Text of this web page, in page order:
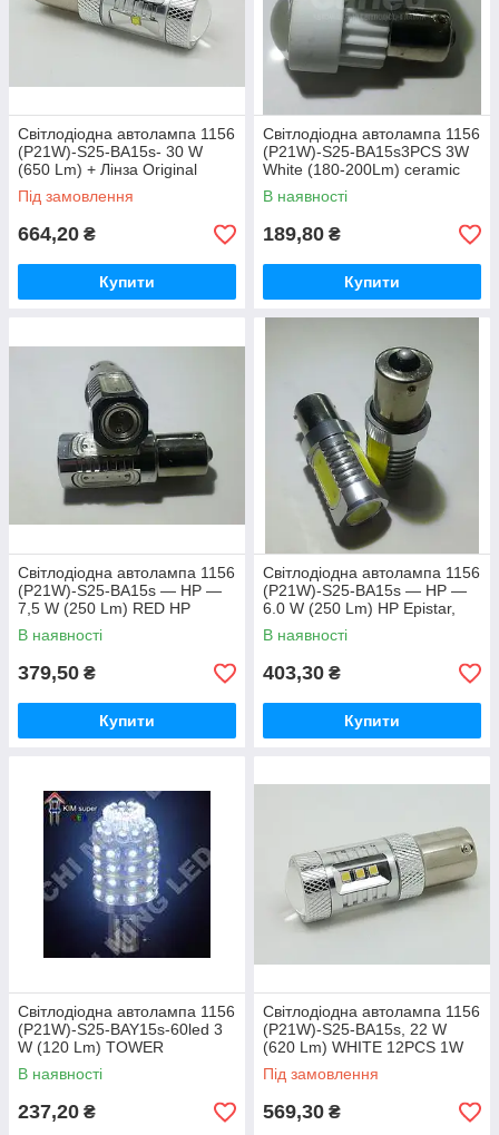
Світлодіодна автолампа 1156
(P21W)-S25-BA15s- 30 W
(650 Lm) + Лінза Original
CREE LED одноконтактна
цокольна
Під замовлення
664,20 ₴
Купити
Світлодіодна автолампа 1156
(P21W)-S25-BA15s3PCS 3W
White (180-200Lm) ceramic
lamp (з лінзою 90°)
В наявності
189,80 ₴
Купити
Світлодіодна автолампа 1156
(P21W)-S25-BA15s — HP —
7,5 W (250 Lm) RED HP
Epistar, одноконтактна
В наявності
379,50 ₴
Купити
Світлодіодна автолампа 1156
(P21W)-S25-BA15s — HP —
6.0 W (250 Lm) HP Epistar,
одноконтактна, біла
В наявності
403,30 ₴
Купити
Світлодіодна автолампа 1156
(P21W)-S25-BAY15s-60led 3
W (120 Lm) TOWER
В наявності
237,20 ₴
Світлодіодна автолампа 1156
(P21W)-S25-BA15s, 22 W
(620 Lm) WHITE 12PCS 1W
SAMSUNG +2PCS 5W
CREE+Лінза
Під замовлення
569,30 ₴